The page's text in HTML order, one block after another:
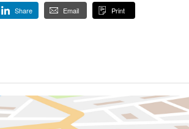
Share Email Print